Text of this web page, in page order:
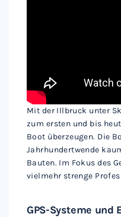
Mit der Illbruck unter
zum ersten und bis
Boot überzeugen. Die
Jahrhundertwende
Bauten. Im Fokus des
vielmehr strenge
GPS-Systeme und